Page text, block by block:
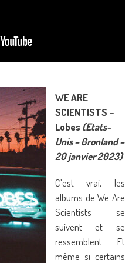
WE ARE
SCIENTISTS –
Lobes(Etats-
Unis – Gronland –
20 janvier 2023)
C’est vrai, les
albums de We Are
Scientists se
suivent et se
ressemblent. Et
même si certains